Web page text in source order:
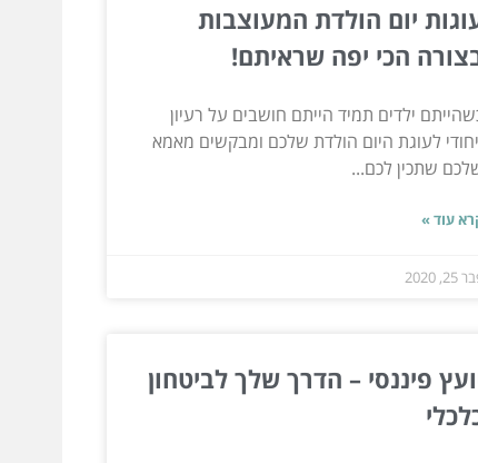
יום הולדת המעוצבות
הכי יפה שראיתם!
ילדים תמיד הייתם חושבים על רעיון
לעוגת היום הולדת שלכם ומבקשים מאמא
שתכין לכם...
עוד »
25, 2020
פיננסי – הדרך שלך לביטחון